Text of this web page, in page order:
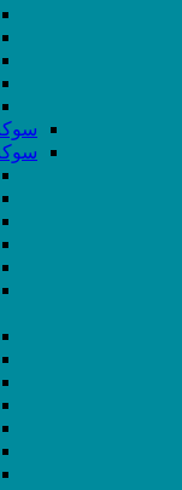
سوکت